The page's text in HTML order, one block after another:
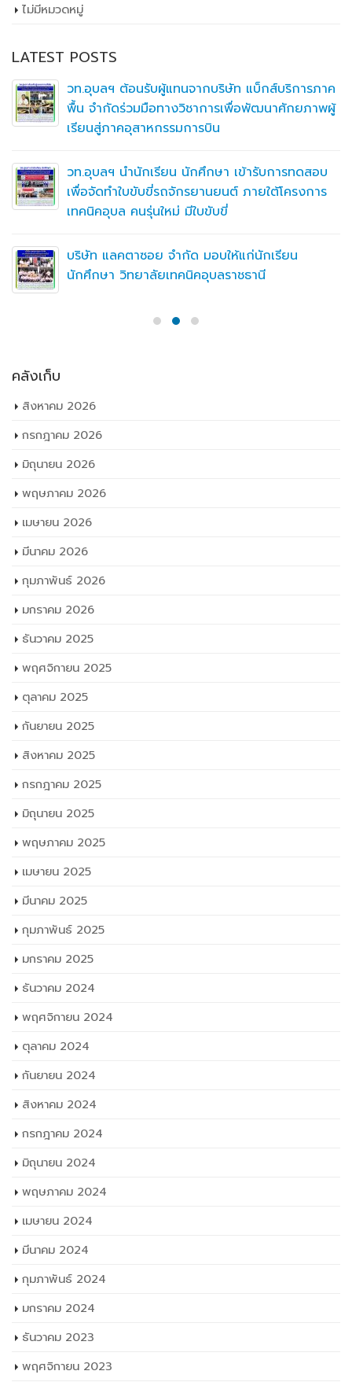
ไม่มีหมวดหมู่
LATEST POSTS
วท.อุบลฯ ต้อนรับผู้แทนจากบริษัท แบ็กส์บริการภาค
พื้น จำกัดร่วมมือทางวิชาการเพื่อพัฒนาศักยภาพผู้
เรียนสู่ภาคอุสาหกรรมการบิน
วท.อุบลฯ นำนักเรียน นักศึกษา เข้ารับการทดสอบ
เพื่อจัดทำใบขับขี่รถจักรยานยนต์ ภายใต้โครงการ
เทคนิคอุบล คนรุ่นใหม่ มีใบขับขี่
บริษัท แลคตาซอย จำกัด มอบให้แก่นักเรียน
นักศึกษา วิทยาลัยเทคนิคอุบลราชธานี
คลังเก็บ
สิงหาคม 2026
กรกฎาคม 2026
มิถุนายน 2026
พฤษภาคม 2026
เมษายน 2026
มีนาคม 2026
กุมภาพันธ์ 2026
มกราคม 2026
ธันวาคม 2025
พฤศจิกายน 2025
ตุลาคม 2025
กันยายน 2025
สิงหาคม 2025
กรกฎาคม 2025
มิถุนายน 2025
พฤษภาคม 2025
เมษายน 2025
มีนาคม 2025
กุมภาพันธ์ 2025
มกราคม 2025
ธันวาคม 2024
พฤศจิกายน 2024
ตุลาคม 2024
กันยายน 2024
สิงหาคม 2024
กรกฎาคม 2024
มิถุนายน 2024
พฤษภาคม 2024
เมษายน 2024
มีนาคม 2024
กุมภาพันธ์ 2024
มกราคม 2024
ธันวาคม 2023
พฤศจิกายน 2023